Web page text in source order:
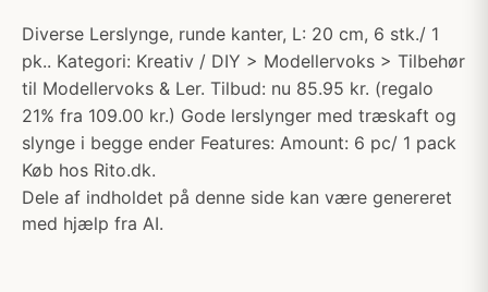
Diverse Lerslynge, runde kanter, L: 20 cm, 6 stk./ 1
pk.. Kategori: Kreativ / DIY > Modellervoks > Tilbehør
til Modellervoks & Ler. Tilbud: nu 85.95 kr. (regalo
21% fra 109.00 kr.) Gode lerslynger med træskaft og
slynge i begge ender Features: Amount: 6 pc/ 1 pack
Køb hos Rito.dk.
Dele af indholdet på denne side kan være genereret
med hjælp fra AI.